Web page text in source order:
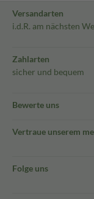
Versandarten
i.d.R. am nächsten
Zahlarten
sicher und bequem
Bewerte uns
Vertraue unserem
Folge uns